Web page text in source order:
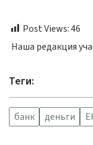
Post Views:46
Наша редакция
Теги:
банк деньги